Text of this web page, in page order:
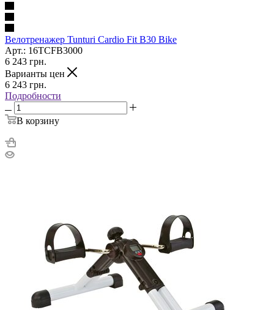
Велотренажер Tunturi Cardio Fit B30 Bike
Арт.: 16TCFB3000
6 243 грн.
Варианты цен
6 243 грн.
Подробности
В корзину